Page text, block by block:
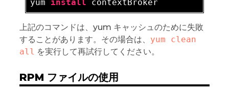
yum install
上記のコマンドは、yum キャッシュのために失敗
することがあります。その場合は、 yum clean
all を実行して再試行してください。
RPM ファイルの使用